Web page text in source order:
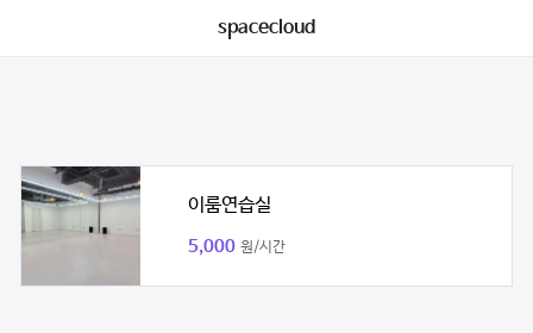
spacecloud
이룸연습실
5,000 원/시간